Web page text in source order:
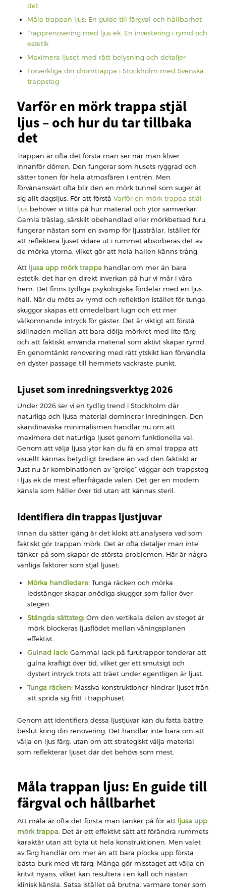
det
Måla trappan ljus: En guide till färgval och hållbarhet
Trapprenovering med ljus ek: En investering i rymd och
estetik
Maximera ljuset med rätt belysning och detaljer
Förverkliga din drömtrappa i Stockholm med Svenska
trappsteg
Varför en mörk trappa stjäl
ljus – och hur du tar tillbaka
det
Trappan är ofta det första man ser när man kliver
innanför dörren. Den fungerar som husets ryggrad och
sätter tonen för hela atmosfären i entrén. Men
förvånansvärt ofta blir den en mörk tunnel som suger åt
sig allt dagsljus. För att förstå Varför en mörk trappa stjäl
ljusbehöver vi titta på hur material och ytor samverkar.
Gamla träslag, särskilt obehandlad eller mörkbetsad furu,
fungerar nästan som en svamp för ljusstrålar. Istället för
att reflektera ljuset vidare ut i rummet absorberas det av
de mörka ytorna, vilket gör att hela hallen känns trång.
Att ljusa upp mörk trappa handlar om mer än bara
estetik; det har en direkt inverkan på hur vi mår i våra
hem. Det finns tydliga psykologiska fördelar med en ljus
hall. När du möts av rymd och reflektion istället för tunga
skuggor skapas ett omedelbart lugn och ett mer
välkomnande intryck för gäster. Det är viktigt att förstå
skillnaden mellan att bara dölja mörkret med lite färg
och att faktiskt använda material som aktivt skapar rymd.
En genomtänkt renovering med rätt ytskikt kan förvandla
en dyster passage till hemmets vackraste punkt.
Ljuset som inredningsverktyg 2026
Under 2026 ser vi en tydlig trend i Stockholm där
naturliga och ljusa material dominerar inredningen. Den
skandinaviska minimalismen handlar nu om att
maximera det naturliga ljuset genom funktionella val.
Genom att välja ljusa ytor kan du få en smal trappa att
visuellt kännas betydligt bredare än vad den faktiskt är.
Just nu är kombinationen av ”greige” väggar och trappsteg
i ljus ek de mest efterfrågade valen. Det ger en modern
känsla som håller över tid utan att kännas steril.
Identifiera din trappas ljustjuvar
Innan du sätter igång är det klokt att analysera vad som
faktiskt gör trappan mörk. Det är ofta detaljer man inte
tänker på som skapar de största problemen. Här är några
vanliga faktorer som stjäl ljuset:
Mörka handledare:Tunga räcken och mörka
ledstänger skapar onödiga skuggor som faller över
stegen.
Stängda sättsteg:Om den vertikala delen av steget är
mörk blockeras ljusflödet mellan våningsplanen
effektivt.
Gulnad lack:Gammal lack på furutrappor tenderar att
gulna kraftigt över tid, vilket ger ett smutsigt och
dystert intryck trots att träet under egentligen är ljust.
Tunga räcken:Massiva konstruktioner hindrar ljuset från
att sprida sig fritt i trapphuset.
Genom att identifiera dessa ljustjuvar kan du fatta bättre
beslut kring din renovering. Det handlar inte bara om att
välja en ljus färg, utan om att strategiskt välja material
som reflekterar ljuset där det behövs som mest.
Måla trappan ljus: En guide till
färgval och hållbarhet
Att måla är ofta det första man tänker på för att ljusa upp
mörk trappa. Det är ett effektivt sätt att förändra rummets
karaktär utan att byta ut hela konstruktionen. Men valet
av färg handlar om mer än att bara plocka upp första
bästa burk med vit färg. Många gör misstaget att välja en
kritvit nyans, vilket kan resultera i en kall och nästan
klinisk känsla. Satsa istället på brutna, varmare toner som